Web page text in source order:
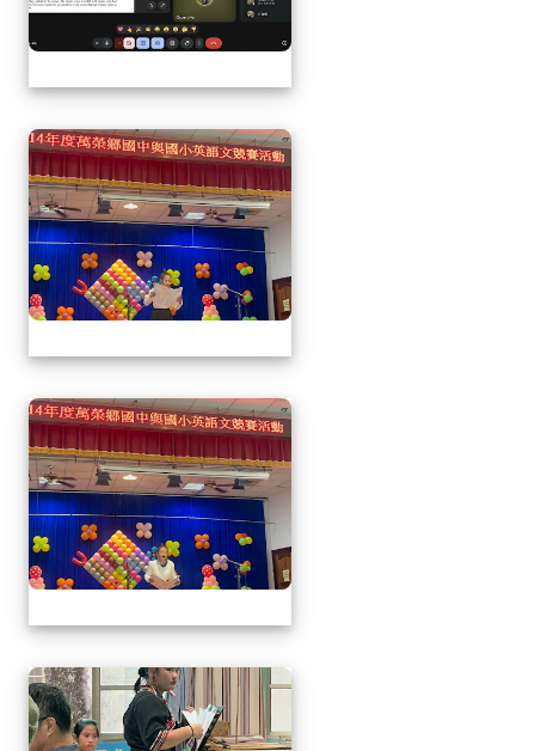
1141217萬榮鄉英語文
1141217萬榮鄉英語文
1141217萬榮鄉英語文